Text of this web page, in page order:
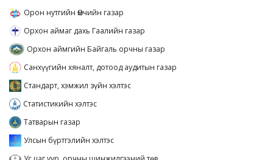
Орон нутгийн Өмчийн газар
Орхон аймаг дахь Гаалийн газар
Орхон аймгийн Байгаль орчны газар
Санхүүгийн хяналт, дотоод аудитын газар
Стандарт, хэмжил зүйн хэлтэс
Статистикийн хэлтэс
Татварын газар
Улсын бүртгэлийн хэлтэс